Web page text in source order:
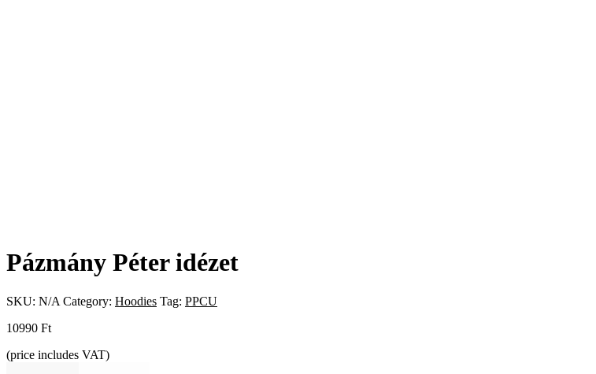
Pázmány Péter idézet
SKU: N/A Category: Hoodies Tag: PPCU
10990 Ft
(price includes VAT)